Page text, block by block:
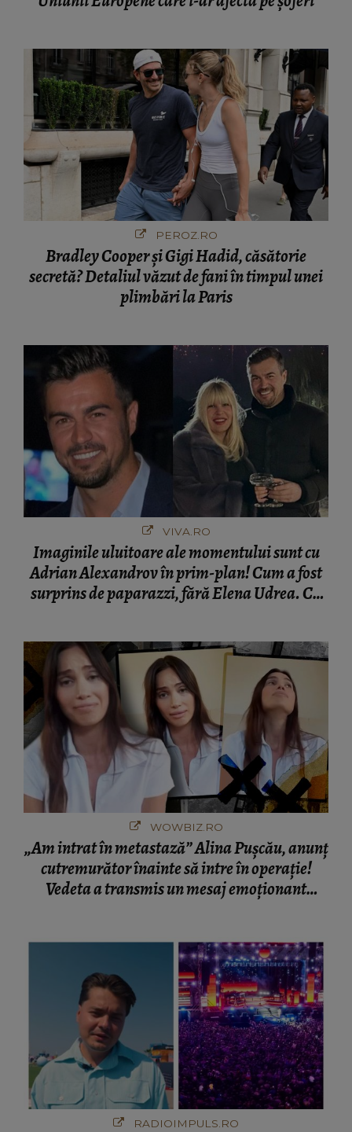
PEROZ.RO
Bradley Cooper și Gigi Hadid, căsătorie
secretă? Detaliul văzut de fani în timpul unei
plimbări la Paris
VIVA.RO
Imaginile uluitoare ale momentului sunt cu
Adrian Alexandrov în prim-plan! Cum a fost
surprins de paparazzi, fără Elena Udrea. Cu
WOWBIZ.RO
„Am intrat în metastază” Alina Pușcău, anunț
cutremurător înainte să intre în operație!
Vedeta a transmis un mesaj emoționant
RADIOIMPULS.RO